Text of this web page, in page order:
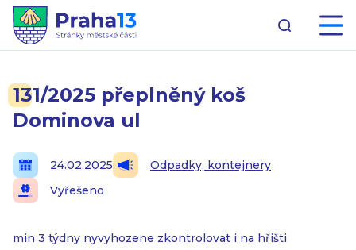
131/2025 přeplněný koš
Dominova ul
24.02.2025
Odpadky, kontejnery
Vyřešeno
min 3 týdny nyvyhozene zkontrolovat i na hřišti